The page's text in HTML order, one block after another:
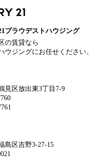
プラウデストハウジング
の賃貸なら
ウジングにお任せください。
見区放出東3丁目7-9
島区吉野3-27-15